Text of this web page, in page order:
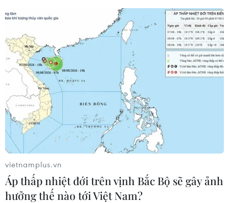
vietnamplus.vn
Áp thấp nhiệt đới trên vịnh Bắc Bộ sẽ gây ảnh
hưởng thế nào tới Việt Nam?